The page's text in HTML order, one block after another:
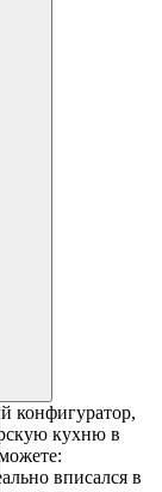
конфигуратор,
кухню в
вписался в